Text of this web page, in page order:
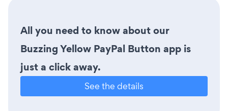
All you need to know about our
Buzzing Yellow PayPal Button app is
just a click away.
See the details